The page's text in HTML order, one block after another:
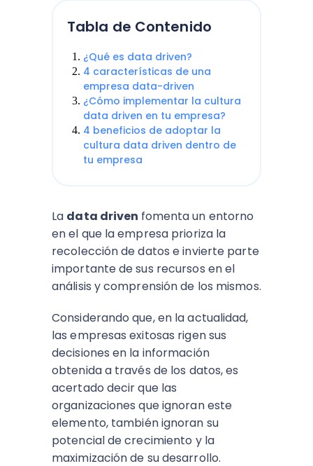
Tabla de Contenido
¿Qué es data driven?
4 características de una
empresa data-driven
¿Cómo implementar la cultura
data driven en tu empresa?
4 beneficios de adoptar la
cultura data driven dentro de
tu empresa
La data driven fomenta un entorno
en el que la empresa prioriza la
recolección de datos e invierte parte
importante de sus recursos en el
análisis y comprensión de los mismos.
Considerando que, en la actualidad,
las empresas exitosas rigen sus
decisiones en la información
obtenida a través de los datos, es
acertado decir que las
organizaciones que ignoran este
elemento, también ignoran su
potencial de crecimiento y la
maximización de su desarrollo.